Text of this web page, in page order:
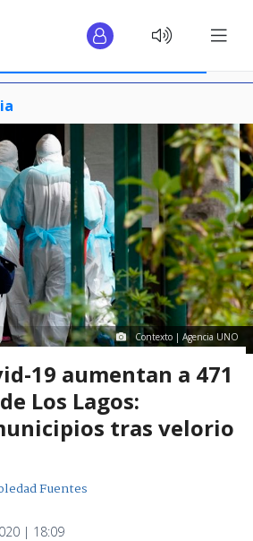
Contexto | Agencia UNO
19 aumentan a 471
Los Lagos:
tras velorio
Fuentes
| 18:09